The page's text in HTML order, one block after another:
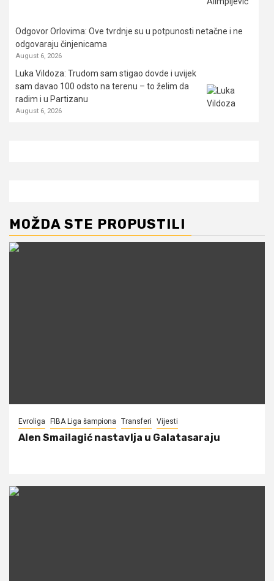
Odgovor Orlovima: ​Ove tvrdnje su u potpunosti netačne i ne
odgovaraju činjenicama
August 6, 2026
Luka Vildoza: Trudom sam stigao dovde i uvijek
sam davao 100 odsto na terenu – to želim da
radim i u Partizanu
August 6, 2026
MOŽDA STE PROPUSTILI
Evroliga FIBA Liga šampiona Transferi Vijesti
Alen Smailagić nastavlja u Galatasaraju